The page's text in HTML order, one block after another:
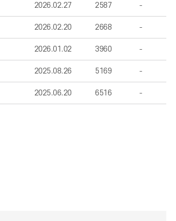
2026.02.27 2587
2026.02.20 2668
2026.01.02 3960
2025.08.26 5169
2025.06.20 6516